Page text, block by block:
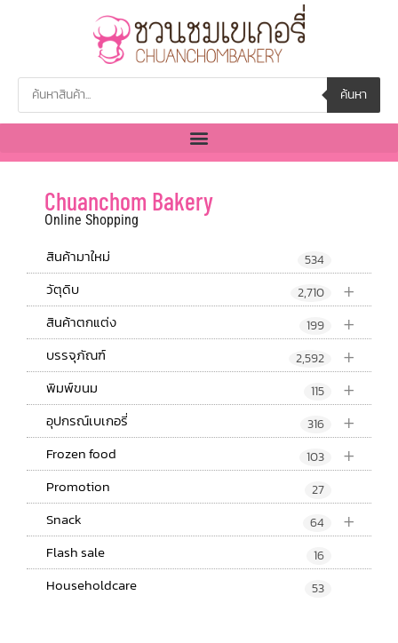
ค้นหา
Chuanchom Bakery
Online Shopping
สินค้ามาใหม่ 534
+
วัตุดิบ 2,710
+
สินค้าตกแต่ง 199
+
บรรจุภัณฑ์ 2,592
+
พิมพ์ขนม 115
+
อุปกรณ์เบเกอรี่ 316
+
Frozen food 103
Promotion 27
+
Snack 64
Flash sale 16
Householdcare 53